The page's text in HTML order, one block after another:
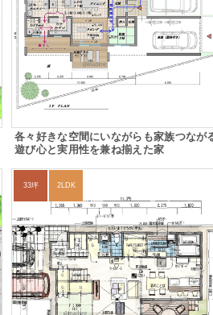
各々好きな空間にいながらも家族つなが
遊び心と実用性を兼ね揃えた家
33坪 2LDK